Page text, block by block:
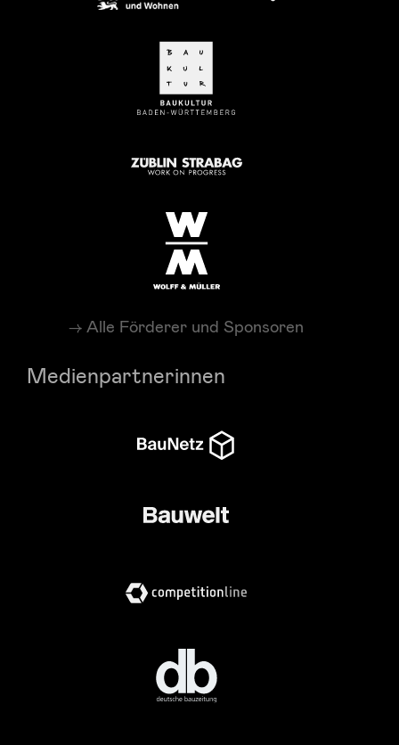
Alle Förderer und Sponsoren
Medienpartnerinnen